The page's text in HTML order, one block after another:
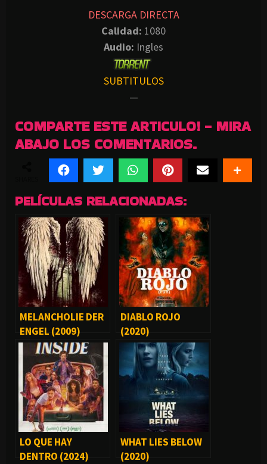
DESCARGA DIRECTA
Calidad: 1080
Audio: Ingles
SUBTITULOS
—
COMPARTE ESTE ARTICULO! - MIRA
ABAJO LOS COMENTARIOS.
PELÍCULAS RELACIONADAS:
MELANCHOLIE DER
ENGEL (2009)
DIABLO ROJO
(2020)
LO QUE HAY
DENTRO (2024)
WHAT LIES BELOW
(2020)